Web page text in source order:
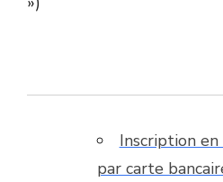
Inscription
par carte